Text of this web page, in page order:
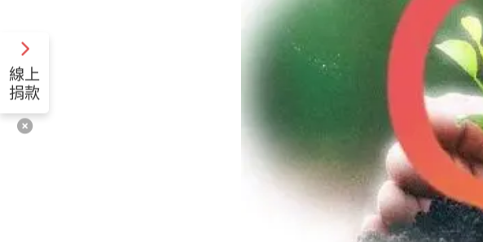
線上
捐款